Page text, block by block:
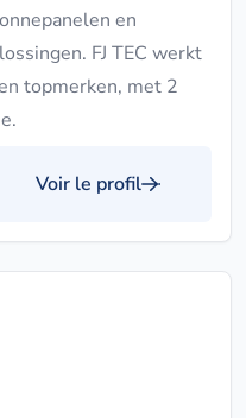
en
FJ TEC werkt
topmerken, met 2
Voir le profil